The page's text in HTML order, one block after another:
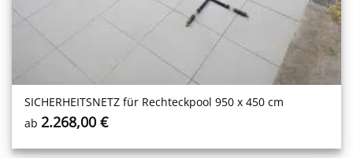
SICHERHEITS­NETZ für Rechteckpool 950 x 450 cm
ab 2.268,00€